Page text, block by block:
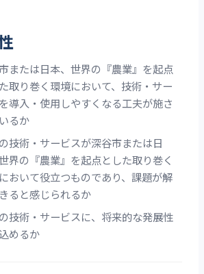
または日本、世界の『農業』を起点
取り巻く環境において、技術・サー
導入・使用しやすくなる工夫が施さ
るか
技術・サービスが深谷市または日
界の『農業』を起点とした取り巻く
おいて役立つものであり、課題が解
ると感じられるか
技術・サービスに、将来的な発展性
めるか